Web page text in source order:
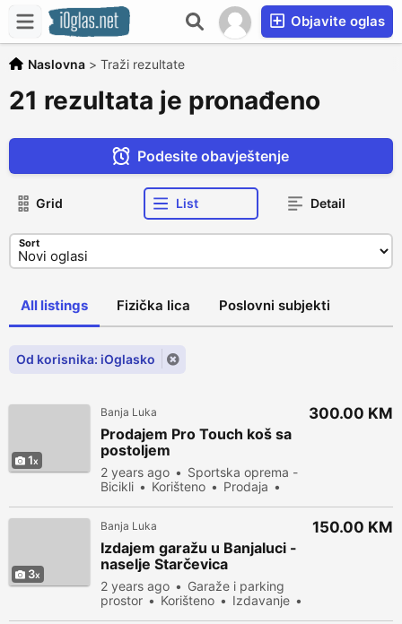
Objavite oglas
Naslovna > Traži rezultate
21 rezultata je pronađeno
Podesite obavještenje
Grid List Detail
Sort
All listings Fizička lica Poslovni subjekti
Od korisnika: iOglasko
1
Banja Luka
Prodajem Pro Touch koš sa
postoljem
2 years ago
Sportska oprema -
Bicikli
Korišteno
Prodaja
300.00 KM
3
Banja Luka
Izdajem garažu u Banjaluci -
naselje Starčevica
2 years ago
Garaže i parking
prostor
Korišteno
Izdavanje
150.00 KM